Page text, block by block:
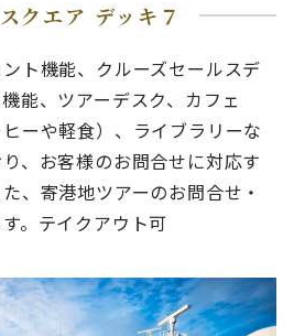
エア デッキ７
ト機能、クルーズセールスデ
能、ツアーデスク、カフェ
ヒーや軽食）、ライブラリーな
、お客様のお問合せに対応す
、寄港地ツアーのお問合せ・
。テイクアウト可